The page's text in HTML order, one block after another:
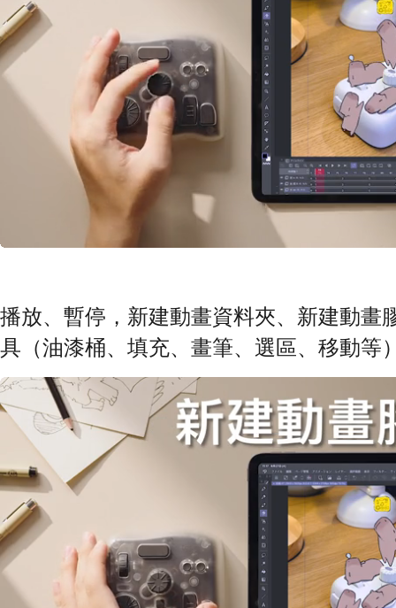
播放、暫停，新建動畫資料夾、新建動畫
具（油漆桶、填充、畫筆、選區、移動等